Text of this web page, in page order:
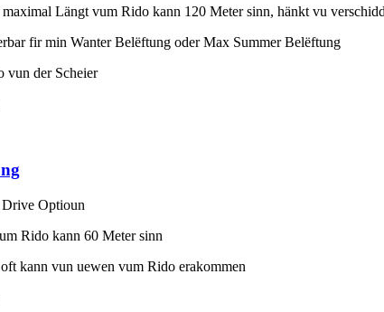
Längt vum Rido kann 120 Meter sinn, hänkt vu
fir min Wanter Belëftung oder Max Summer Belëftung
vun der Scheier
Optioun
Rido kann 60 Meter sinn
kann vun uewen vum Rido erakommen